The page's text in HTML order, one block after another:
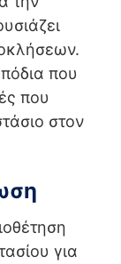
που
που
στον
για